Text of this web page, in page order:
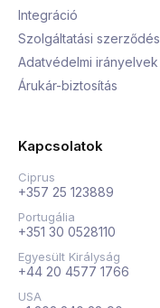
Integráció
Szolgáltatási szerződés
Adatvédelmi irányelvek
Árukár-biztosítás
Kapcsolatok
Ciprus
+357 25 123889
Portugália
+351 30 0528110
Egyesült Királyság
+44 20 4577 1766
USA